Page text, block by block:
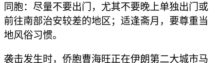
同胞：尽量不要出门，尤其不要晚上单独出门或
前往南部治安较差的地区；适逢斋月，要尊重当
地风俗习惯。
袭击发生时，侨胞曹海旺正在伊朗第二大城市马